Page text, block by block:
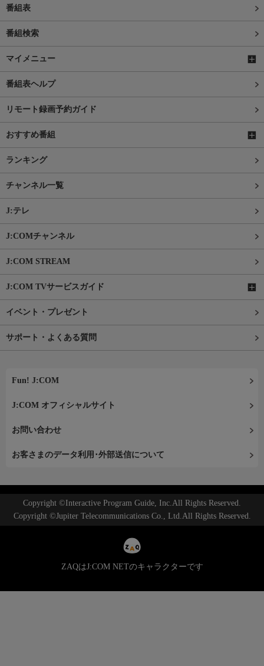
番組表
番組検索
マイメニュー
番組表ヘルプ
リモート録画予約ガイド
おすすめ番組
ランキング
チャンネル一覧
J:テレ
J:COMチャンネル
J:COM STREAM
J:COM TVサービスガイド
イベント・プレゼント
サポート・よくある質問
Fun! J:COM
J:COM オフィシャルサイト
お問い合わせ
お客さまのデータ利用･外部送信について
Copyright ©Interactive Program Guide, Inc.All Rights Reserved.
Copyright ©Jupiter Telecommunications Co., Ltd.All Rights Reserved.
ZAQはJ:COM NETのキャラクターです